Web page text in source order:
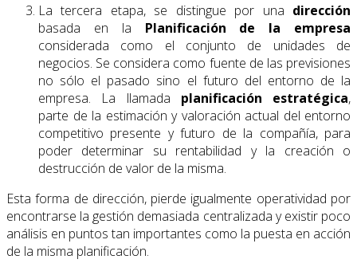
La tercera etapa, se distingue por una dirección
basada en la Planificación de la empresa
considerada como el conjunto de unidades de
negocios. Se considera como fuente de las previsiones
no sólo el pasado sino el futuro del entorno de la
empresa. La llamada planificación estratégica,
parte de la estimación y valoración actual del entorno
competitivo presente y futuro de la compañía, para
poder determinar su rentabilidad y la creación o
destrucción de valor de la misma.
Esta forma de dirección, pierde igualmente operatividad por
encontrarse la gestión demasiada centralizada y existir poco
análisis en puntos tan importantes como la puesta en acción
de la misma planificación.